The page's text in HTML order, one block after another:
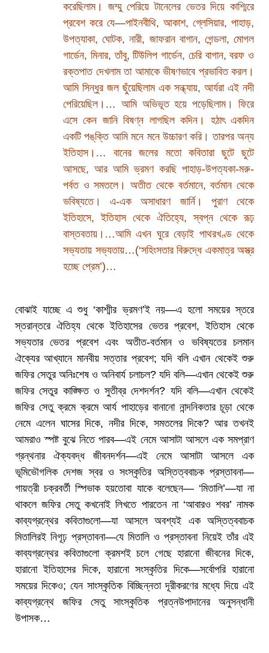
করেছিলাম। জম্মু পেরিয়ে টানেলের ভেতর দিয়ে কাশ্মিরে
প্রবেশ করে যে—পাইনবীথি, আকাশ, গ্লেসিয়ার, পাহাড়,
উপত্যাকা, ঘোটক, নারী, জাফরান বাগান, গেন্ডলা, মোগল
গার্ডেন, মিনার, তাঁবু, টিউলিপ গার্ডেন, চেরি বাগান, বরফ ও
রক্তপাত দেখলাম তা আমাকে ভীষণভাবে প্রভাবিত করল।
আমি সিন্ধুর জল ছুঁয়েছিলাম এক সন্ধ্যায়, আর্যরা এই নদী
পেরিয়েছিল।… আমি অভিভূত হয়ে পড়েছিলাম। ফিরে
এসে কেন জানি বিষণ্ন লাগছিল কদিন। হঠাৎ একদিন
একটি পঙ্‌ক্তি আমি মনে মনে উচ্চারণ করি। তারপর অন্য
ইতিহাস।… বানের জলের মতো কবিতারা ছুটে ছুটে
আসছে, আর আমি ভ্রমণ করছি পাহাড়-উপত্যকা-মরু-
পর্বত ও সমতলে। অতীত থেকে বর্তমানে, বর্তমান থেকে
ভবিষ্যতে। এ-এক অসাধারণ জার্নি। পুরাণ থেকে
ইতিহাসে, ইতিহাস থেকে ঐতিহ্যে, স্বপ্ন থেকে রূঢ়
বাস্তবতায়।…আমি এখন ঘুরে বেড়াই পাথরখণ্ড থেকে
সভ্যতায় সভ্যতায়…(‘সহিংসতার বিরুদ্ধে একমাত্র অস্ত্র
হচ্ছে প্রেম’)…
বোঝাই যাচ্ছে এ শুধু ‘কাশ্মীর ভ্রমণ’ই নয়—এ হলো সময়ের স্তরে
স্তরান্তরে ঐতিহ্য থেকে ইতিহাসের ভেতর প্রবেশ, ইতিহাস থেকে
সভ্যতার ভেতর প্রবেশ এবং অতীত-বর্তমান ও ভবিষ্যতের চলমান
ঐক্যের আখ্যানে মানবীয় সত্তার প্রবেশ; যদি বলি এখান থেকেই শুরু
জফির সেতুর অনিঃশেষ ও অনিবার্য চলাচল? যদি বলি—এখান থেকেই শুরু
জফির সেতুর কাঙ্ক্ষিত ও সুতীব্র দেশদর্শন? যদি বলি—এখান থেকেই
জফির সেতু ক্রমে ক্রমে আর্য পাহাড়ের বানানো নান্দনিকতার চূড়া থেকে
নেমে এলেন ঘাসের দিকে, নদীর দিকে, সমতলের দিকে? আর তখনই
আমরাও স্পষ্ট বুঝে নিতে পারব—এই নেমে আসাটা আসলে এক সমপ্রাণ
গ্রন্থনার ঐক্যবদ্ধ জীবনদর্শন—এই নেমে আসাটা আসলে এক
ভূমিভৌগলিক দেশজ স্বর ও সংস্কৃতির অস্তিত্ববাচক প্রস্তাবনা—
গায়ত্রী চক্রবর্তী স্পিভাক হয়তোবা যাকে বলেছেন— ‘মিতালি’—যা না
থাকলে জফির সেতু কখনোই লিখতে পারতেন না ‘আবারও শবর’ নামক
কাব্যগ্রন্থের কবিতাগুলো—যা আসলে অবশ্যই এক অস্তিত্ববাচক
মিতালিরই নিগূঢ় প্রস্তাবনা—যে মিতালি ও প্রস্তাবনা নিয়েই তাঁর এই
কাব্যগ্রন্থের কবিতাগুলো ক্রমশই চলে গেছে হারানো জীবনের দিকে,
হারানো ইতিহাসের দিকে, হারানো সংস্কৃতির দিকে—সর্বোপরি হারানো
সময়ের দিকেও; যেন সাংস্কৃতিক বিচ্ছিন্নতা দূরীকরণের মধ্যে দিয়ে এই
কাব্যগ্রন্থে জফির সেতু সাংস্কৃতিক প্রত্নউপাদানের অনুসন্ধানী
উপাসক…